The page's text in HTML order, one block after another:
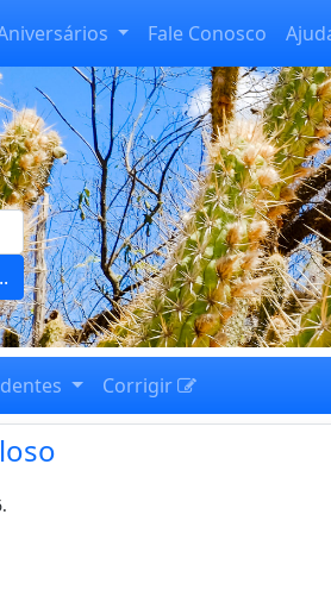
Fale Conosco
Corrigir